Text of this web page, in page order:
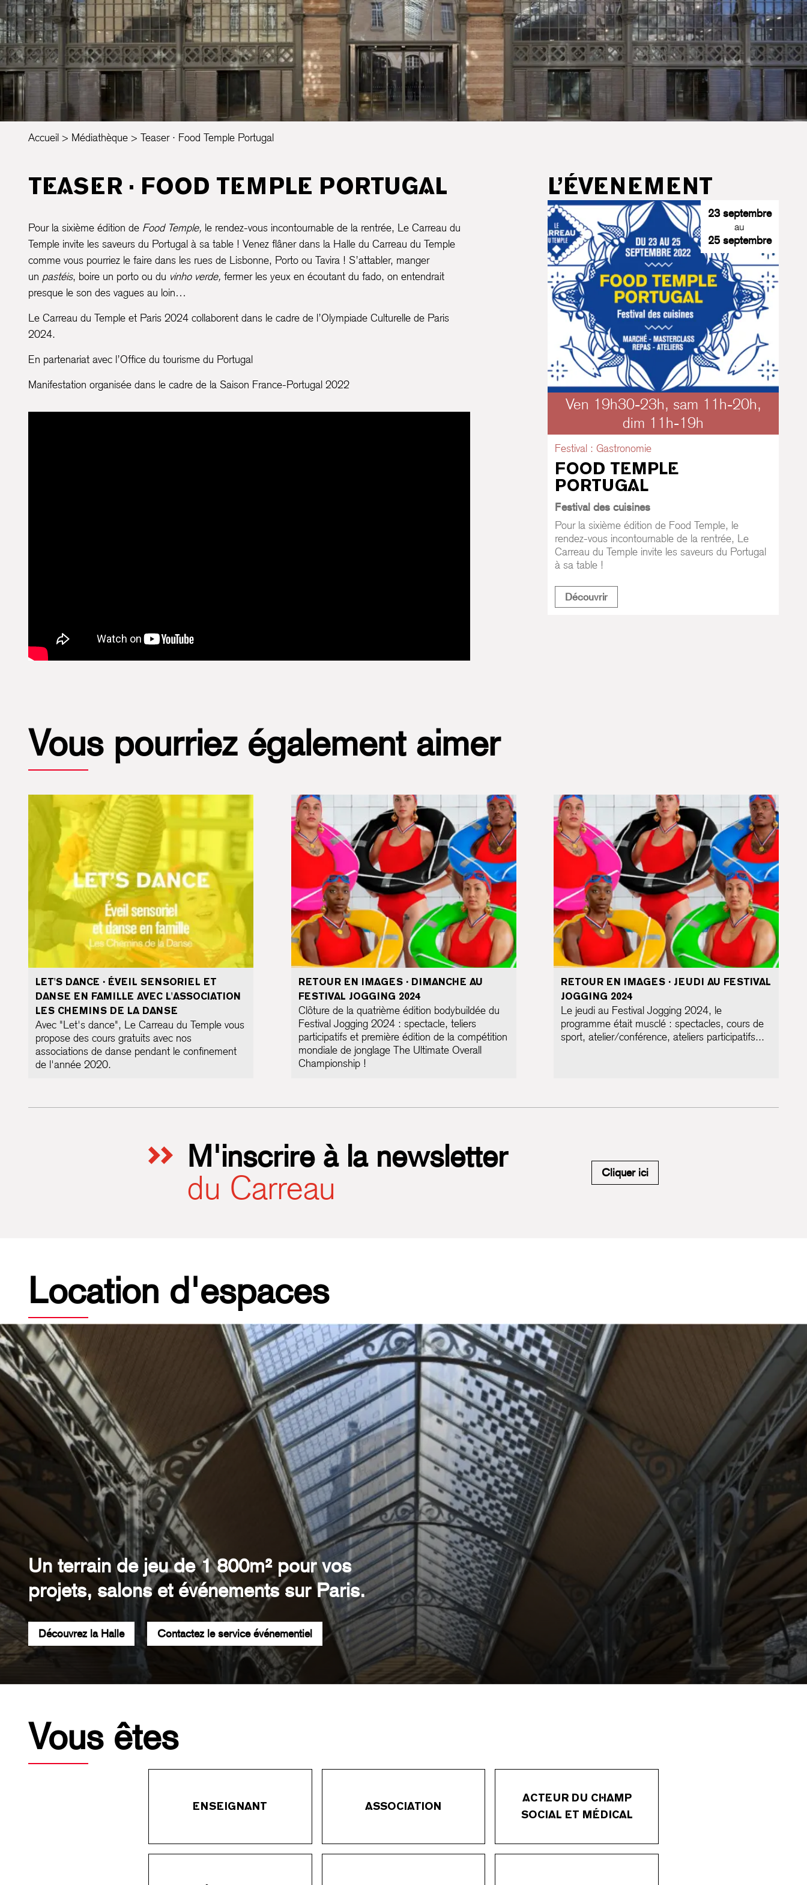
Accueil Médiathèque Teaser · Food Temple Portugal
TEASER · FOOD TEMPLE PORTUGAL
Pour la sixième édition de Food Temple, le rendez-vous incontournable de la rentrée, Le Carreau du
Temple invite les saveurs du Portugal à sa table ! Venez flâner dans la Halle du Carreau du Temple
comme vous pourriez le faire dans les rues de Lisbonne, Porto ou Tavira ! S’attabler, manger
un pastéis, boire un porto ou du vinho verde, fermer les yeux en écoutant du fado, on entendrait
presque le son des vagues au loin…
Le Carreau du Temple et Paris 2024 collaborent dans le cadre de l’Olympiade Culturelle de Paris
2024.
En partenariat avec l’Office du tourisme du Portugal
Manifestation organisée dans le cadre de la Saison France-Portugal 2022
L’ÉVENEMENT
23 septembre
au
25 septembre
Ven 19h30-23h, sam 11h-20h,
dim 11h-19h
Festival : Gastronomie
FOOD TEMPLE
PORTUGAL
Festival des cuisines
Pour la sixième édition de Food Temple, le
rendez-vous incontournable de la rentrée, Le
Carreau du Temple invite les saveurs du Portugal
à sa table !
DécouvrirFood Temple Portugal
Vous pourriez également aimer
LET'S DANCE · ÉVEIL SENSORIEL ET
DANSE EN FAMILLE AVEC L'ASSOCIATION
LES CHEMINS DE LA DANSE
Avec "Let's dance", Le Carreau du Temple vous
propose des cours gratuits avec nos
associations de danse pendant le confinement
de l'année 2020.
RETOUR EN IMAGES · DIMANCHE AU
FESTIVAL JOGGING 2024
Clôture de la quatrième édition bodybuildée du
Festival Jogging 2024 : spectacle, teliers
participatifs et première édition de la compétition
mondiale de jonglage The Ultimate Overall
Championship !
RETOUR EN IMAGES · JEUDI AU FESTIVAL
JOGGING 2024
Le jeudi au Festival Jogging 2024, le
programme était musclé : spectacles, cours de
sport, atelier/conférence, ateliers participatifs...
M'inscrire à la newsletter
du Carreau Cliquer iciM'inscrire à la newsletter du
Location d'espaces
Un terrain de jeu de 1 800m² pour vos
projets, salons et événements sur Paris.
Découvrez la Halle Contactez le service événementiel
Vous êtes
ENSEIGNANT ASSOCIATION
ACTEUR DU CHAMP
SOCIAL ET MÉDICAL